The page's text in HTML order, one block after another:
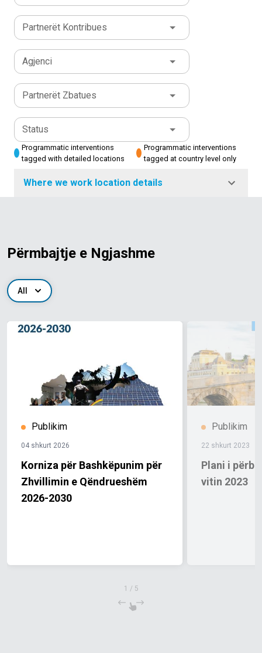
Partnerët Kontribues
Agjenci
Partnerët Zbatues
Status
Programmatic interventions
tagged with detailed locations
Programmatic interventions
tagged at country level only
Where we work location details
Përmbajtje e Ngjashme
All
Publikim
04 shkurt 2026
Korniza për Bashkëpunim për
Zhvillimin e Qëndrueshëm
2026-2030
Publikim
22 shkurt 2023
Plani i
vitin 2023
1 / 5